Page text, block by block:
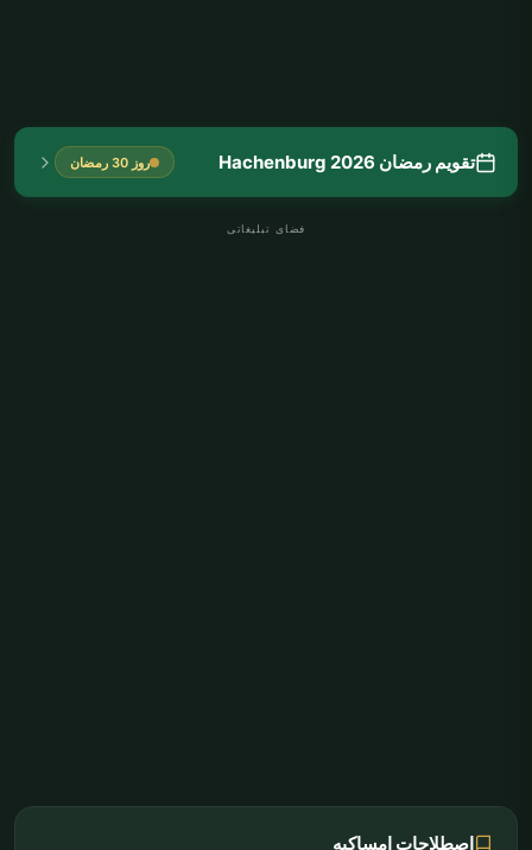
تقویم رمضان Hachenburg 2026 روز 30 رمضان
فضای تبلیغاتی
اصطلاحات امساکیه